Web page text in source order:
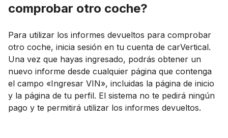
comprobar otro coche?
Para utilizar los informes devueltos para comprobar
otro coche, inicia sesión en tu cuenta de carVertical.
Una vez que hayas ingresado, podrás obtener un
nuevo informe desde cualquier página que contenga
el campo «Ingresar VIN», incluidas la página de inicio
y la página de tu perfil. El sistema no te pedirá ningún
pago y te permitirá utilizar los informes devueltos.